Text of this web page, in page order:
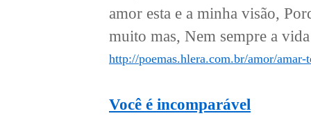
amor esta e a minha visão,
muito mas, Nem sempre a
http://poemas.hlera.com.br/amor/amar-
Você é incomparável